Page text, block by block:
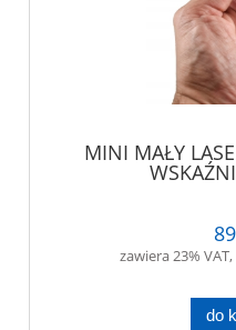
MINI MAŁY
zawiera 23%
do